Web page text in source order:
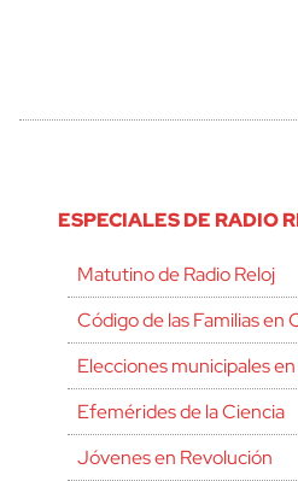
ESPECIALES DE RADIO
Matutino de Radio Reloj
Código de las Familias en
Elecciones municipales
Efemérides de la Ciencia
Jóvenes en Revolución